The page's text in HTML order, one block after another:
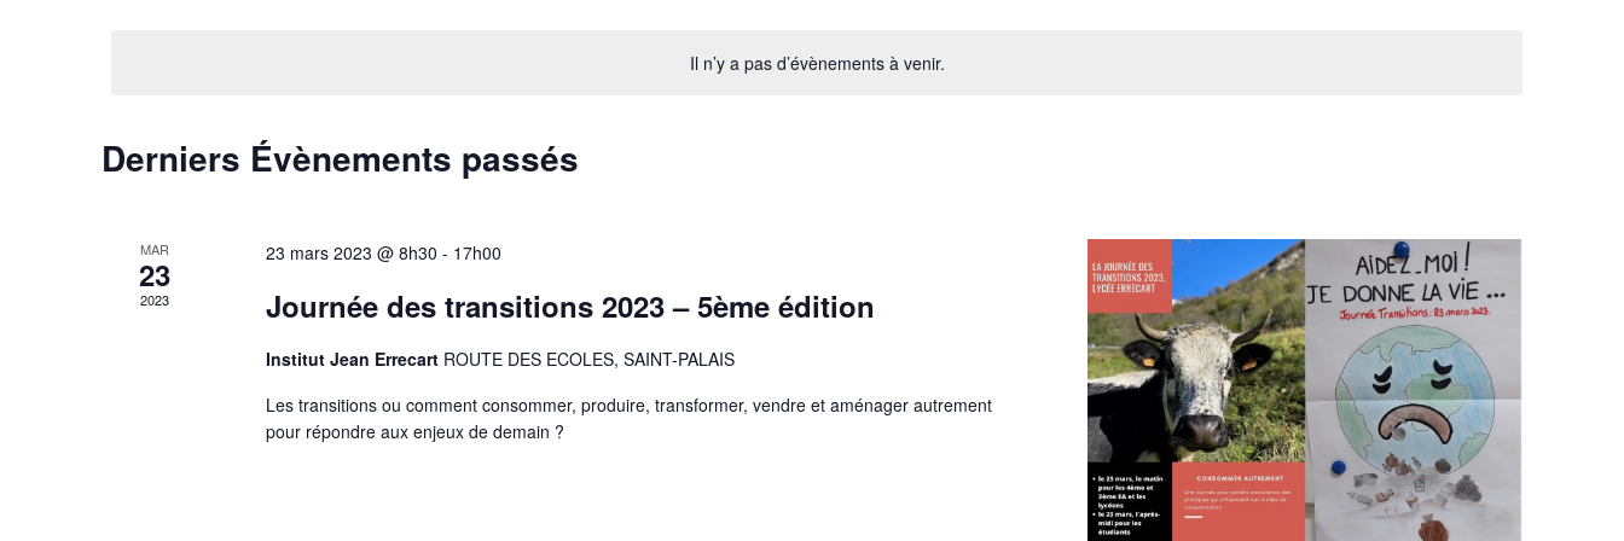
Il n’y a pas d’évènements à venir.
Derniers Évènements passés
MAR
23
2023
23 mars 2023 @ 8h30 - 17h00
Journée des transitions 2023 – 5ème édition
Institut Jean Errecart ROUTE DES ECOLES, SAINT-PALAIS
Les transitions ou comment consommer, produire, transformer, vendre et aménager autrement
pour répondre aux enjeux de demain ?